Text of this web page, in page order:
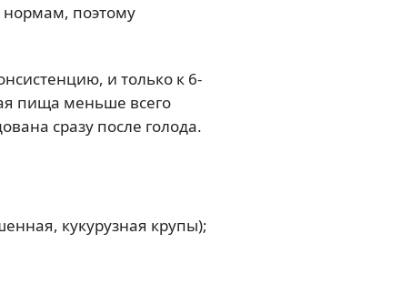
нормам, поэтому
и только к 6-
пища меньше всего
сразу после голода.
кукурузная крупы);